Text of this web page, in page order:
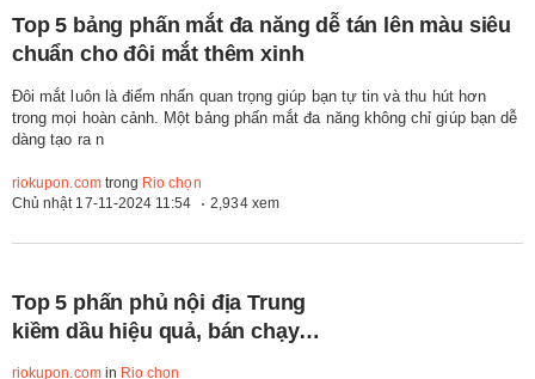
Top 5 bảng phấn mắt đa năng dễ tán lên màu siêu
chuẩn cho đôi mắt thêm xinh
Đôi mắt luôn là điểm nhấn quan trọng giúp bạn tự tin và thu hút hơn
trong mọi hoàn cảnh. Một bảng phấn mắt đa năng không chỉ giúp bạn dễ
dàng tạo ra n
riokupon.comtrong Rio chọn
Chủ nhật 17-11-2024 11:54
2,934 xem
Top 5 phấn phủ nội địa Trung
kiềm dầu hiệu quả, bán chạy
riokupon.comin Rio chọn